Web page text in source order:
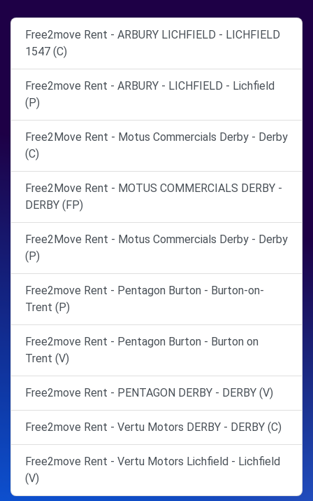
Free2move Rent - ARBURY LICHFIELD - LICHFIELD
1547 (C)
Free2move Rent - ARBURY - LICHFIELD - Lichfield
(P)
Free2Move Rent - Motus Commercials Derby - Derby
(C)
Free2Move Rent - MOTUS COMMERCIALS DERBY -
DERBY (FP)
Free2Move Rent - Motus Commercials Derby - Derby
(P)
Free2move Rent - Pentagon Burton - Burton-on-
Trent (P)
Free2move Rent - Pentagon Burton - Burton on
Trent (V)
Free2move Rent - PENTAGON DERBY - DERBY (V)
Free2move Rent - Vertu Motors DERBY - DERBY (C)
Free2move Rent - Vertu Motors Lichfield - Lichfield
(V)